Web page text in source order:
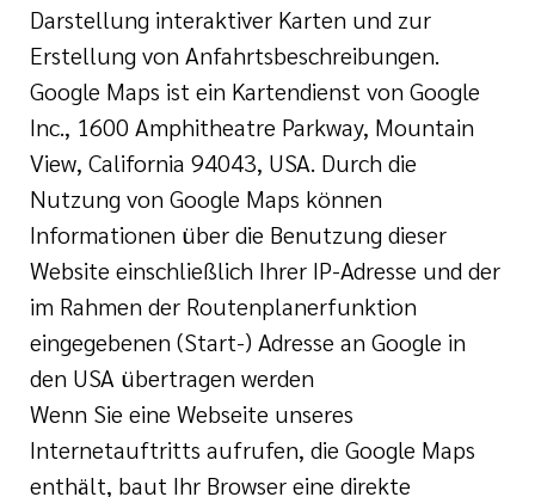
Darstellung interaktiver Karten und zur
Erstellung von Anfahrtsbeschreibungen.
Google Maps ist ein Kartendienst von Google
Inc., 1600 Amphitheatre Parkway, Mountain
View, California 94043, USA. Durch die
Nutzung von Google Maps können
Informationen über die Benutzung dieser
Website einschließlich Ihrer IP-Adresse und der
im Rahmen der Routenplanerfunktion
eingegebenen (Start-) Adresse an Google in
den USA übertragen werden
Wenn Sie eine Webseite unseres
Internetauftritts aufrufen, die Google Maps
enthält, baut Ihr Browser eine direkte